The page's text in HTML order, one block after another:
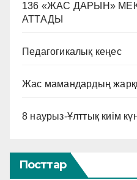
136 «ЖАС ДАРЫН»
АТТАДЫ
Педагогикалық кеңес
Жас мамандардың
8 наурыз-Ұлттық киім
Посттар